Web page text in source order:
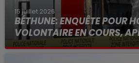
15 juillet 2026
BÉTHUNE: ENQUÊTE POUR
VOLONTAIRE EN COURS,
Selon les premiers éléments, le